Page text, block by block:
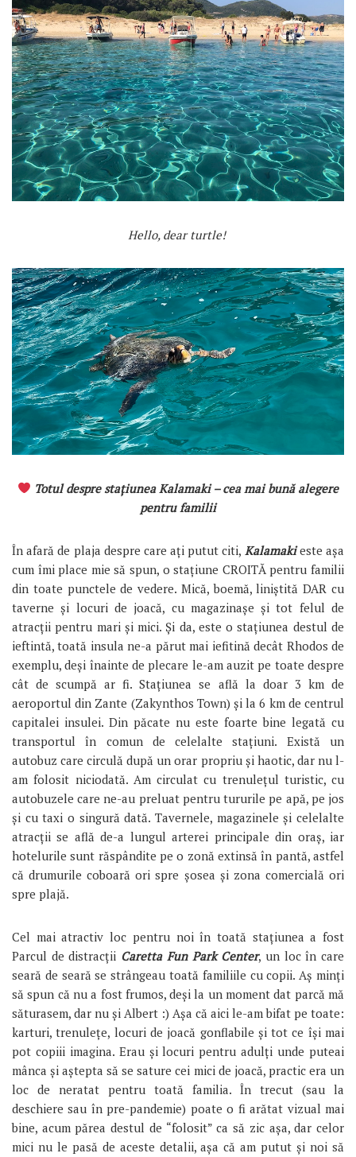
Hello, dear turtle!
Totul despre stațiunea Kalamaki – cea mai bună alegere
pentru familii
În afară de plaja despre care ați putut citi, Kalamakieste așa
cum îmi place mie să spun, o stațiune CROITĂ pentru familii
din toate punctele de vedere. Mică, boemă, liniștită DAR cu
taverne și locuri de joacă, cu magazinașe și tot felul de
atracții pentru mari și mici. Și da, este o stațiunea destul de
ieftintă, toată insula ne-a părut mai iefitină decât Rhodos de
exemplu, deși înainte de plecare le-am auzit pe toate despre
cât de scumpă ar fi. Stațiunea se află la doar 3 km de
aeroportul din Zante (Zakynthos Town) și la 6 km de centrul
capitalei insulei. Din păcate nu este foarte bine legată cu
transportul în comun de celelalte stațiuni. Există un
autobuz care circulă după un orar propriu și haotic, dar nu l-
am folosit niciodată. Am circulat cu trenulețul turistic, cu
autobuzele care ne-au preluat pentru tururile pe apă, pe jos
și cu taxi o singură dată. Tavernele, magazinele și celelalte
atracții se află de-a lungul arterei principale din oraș, iar
hotelurile sunt răspândite pe o zonă extinsă în pantă, astfel
că drumurile coboară ori spre șosea și zona comercială ori
spre plajă.
Cel mai atractiv loc pentru noi în toată stațiunea a fost
Parcul de distracții Caretta Fun Park Center, un loc în care
seară de seară se strângeau toată familiile cu copii. Aș minți
să spun că nu a fost frumos, deși la un moment dat parcă mă
săturasem, dar nu și Albert :) Așa că aici le-am bifat pe toate:
karturi, trenulețe, locuri de joacă gonflabile și tot ce își mai
pot copiii imagina. Erau și locuri pentru adulți unde puteai
mânca și aștepta să se sature cei mici de joacă, practic era un
loc de neratat pentru toată familia. În trecut (sau la
deschiere sau în pre-pandemie) poate o fi arătat vizual mai
bine, acum părea destul de “folosit” ca să zic așa, dar celor
mici nu le pasă de aceste detalii, așa că am putut și noi să